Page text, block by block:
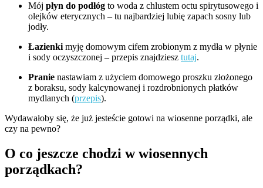
Mój płyn do podłóg to woda z chlustem octu spirytusowego i
olejków eterycznych – tu najbardziej lubię zapach sosny lub
jodły.
Łazienki myję domowym cifem zrobionym z mydła w płynie
i sody oczyszczonej – przepis znajdziesz tutaj.
Pranie nastawiam z użyciem domowego proszku złożonego
z boraksu, sody kalcynowanej i rozdrobnionych płatków
mydlanych (przepis).
Wydawałoby się, że już jesteście gotowi na wiosenne porządki, ale
czy na pewno?
O co jeszcze chodzi w wiosennych
porządkach?